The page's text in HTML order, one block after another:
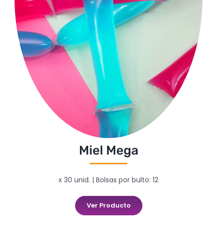
Miel Mega
x 30 unid. | Bolsas por bulto: 12
Ver Producto